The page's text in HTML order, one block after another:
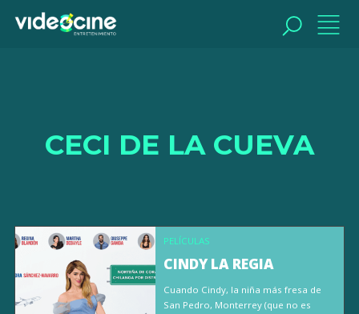
CECI DE LA CUEVA
PELÍCULAS
CINDY LA REGIA
Cuando Cindy, la niña más fresa de
San Pedro, Monterrey (que no es